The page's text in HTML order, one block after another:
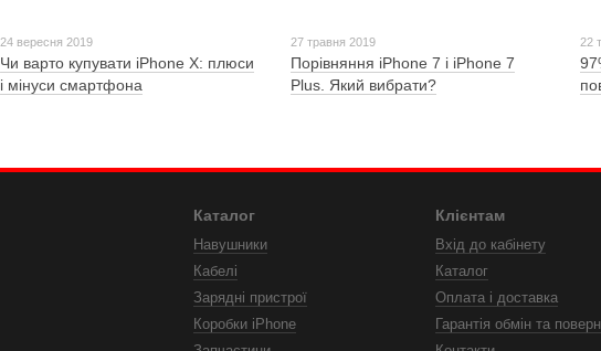
24 вересня 2019
Чи варто купувати iPhone X: плюси
і мінуси смартфона
27 травня 2019
Порівняння iPhone 7 і iPhone 7
Plus. Який вибрати?
22
Каталог
Навушники
Кабелі
Зарядні пристрої
Коробки iPhone
Клієнтам
Вхід до кабінету
Каталог
Оплата і доставка
Гарантія обмін та